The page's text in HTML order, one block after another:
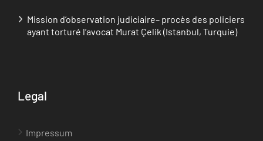
Mission d’observation judiciaire– procès des policiers
ayant torturé l’avocat Murat Çelik (Istanbul, Turquie)
Legal
Impressum